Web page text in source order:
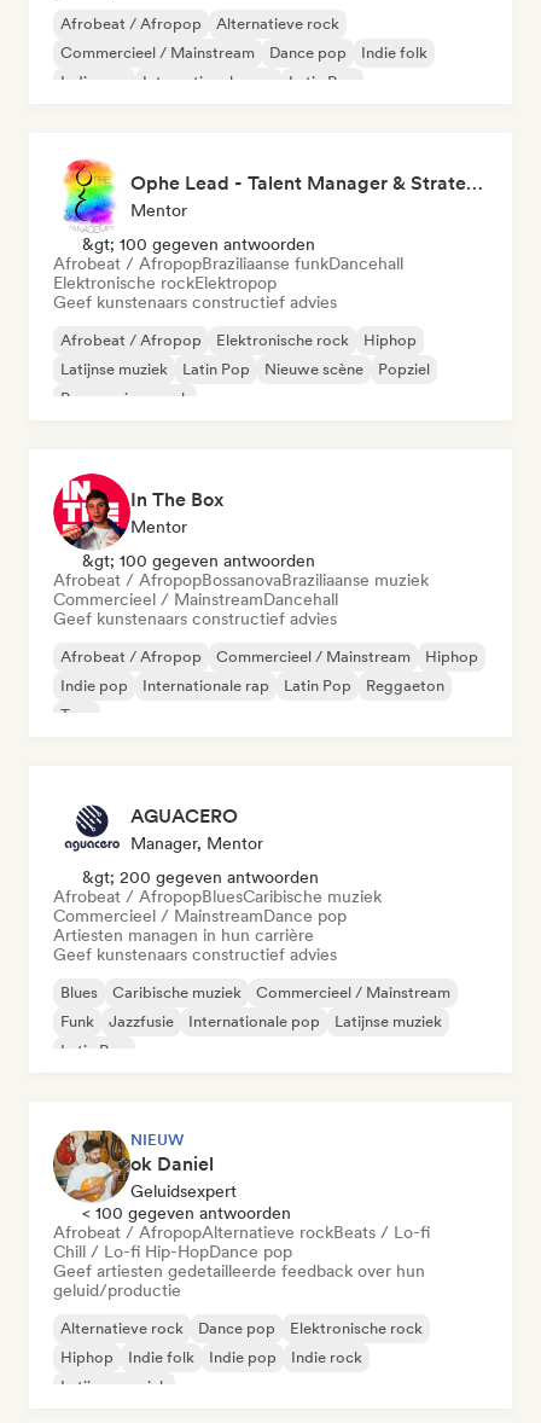
Afrobeat / Afropop
Alternatieve rock
Commercieel / Mainstream
Dance pop
Indie folk
Indie pop
Internationale pop Latin Pop
Ophe Lead - Talent Manager & Strategy Consulting
Mentor
&gt; 100 gegeven antwoorden
Afrobeat / AfropopBraziliaanse funkDancehall
Elektronische rockElektropop
Geef kunstenaars constructief advies
Afrobeat / Afropop Elektronische rock
Hiphop
Latijnse muziek
Latin Pop Nieuwe scène
Popziel
Progressieve rock
In The Box
Mentor
&gt; 100 gegeven antwoorden
Afrobeat / AfropopBossanovaBraziliaanse muziek
Commercieel / MainstreamDancehall
Geef kunstenaars constructief advies
Afrobeat / Afropop Commercieel / Mainstream
Hiphop
Indie pop
Internationale rap Latin Pop
Reggaeton
Trap
AGUACERO
Manager, Mentor
&gt; 200 gegeven antwoorden
Afrobeat / AfropopBluesCaribische muziek
Commercieel / MainstreamDance pop
Artiesten managen in hun carrière
Geef kunstenaars constructief advies
Blues Caribische muziek
Commercieel / Mainstream
Funk
Jazzfusie Internationale pop
Latijnse muziek
Latin Pop
NIEUW
ok Daniel
Geluidsexpert
< 100 gegeven antwoorden
Afrobeat / AfropopAlternatieve rockBeats / Lo-fi
Chill / Lo-fi Hip-HopDance pop
Geef artiesten gedetailleerde feedback over hun
geluid/productie
Alternatieve rock Dance pop
Elektronische rock
Hiphop
Indie folk Indie pop
Indie rock
Latijnse muziek